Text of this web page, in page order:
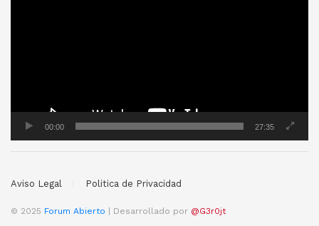
00:00 27:35
Aviso Legal Politica de Privacidad
© 2025 Forum Abierto | Desarrollado por @G3r0jt